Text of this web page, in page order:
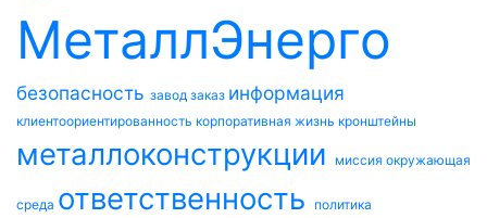
МеталлЭнерго
безопасность завод заказ информация
клиентоориентированность корпоративная жизнь кронштейны
металлоконструкции миссия окружающая
среда ответственность политика